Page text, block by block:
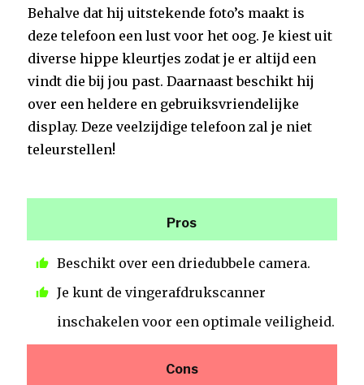
Behalve dat hij uitstekende foto’s maakt is
deze telefoon een lust voor het oog. Je kiest uit
diverse hippe kleurtjes zodat je er altijd een
vindt die bij jou past. Daarnaast beschikt hij
over een heldere en gebruiksvriendelijke
display. Deze veelzijdige telefoon zal je niet
teleurstellen!
Pros
Beschikt over een driedubbele camera.
Je kunt de vingerafdrukscanner
inschakelen voor een optimale veiligheid.
Cons